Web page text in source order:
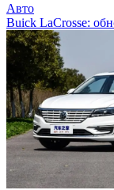
Авто
Buick LaCrosse: